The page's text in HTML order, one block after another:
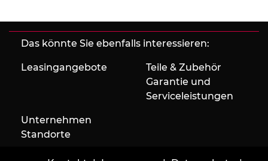
Das könnte Sie ebenfalls interessieren:
Leasingangebote
Teile & Zubehör
Garantie und
Serviceleistungen
Unternehmen
Standorte